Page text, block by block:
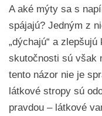
A aké mýty sa s
spájajú? Jedným z
„dýchajú“ a
skutočnosti sú však
tento názor nie je
látkové stropy sú
pravdou – látkové